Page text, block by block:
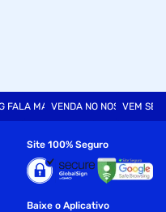
FALA MARTVENDA NO NOSSO SITE
VEM SER
Site 100% Seguro
Baixe o Aplicativo